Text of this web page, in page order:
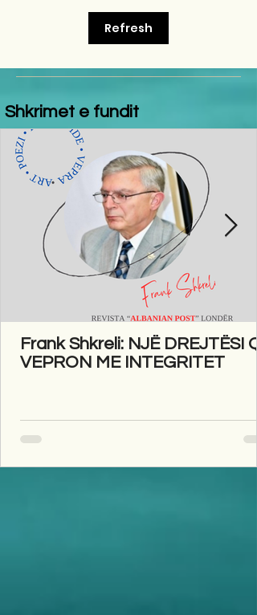
Refresh
Shkrimet e fundit
Frank Shkreli: NJË DREJTËSI
VEPRON ME INTEGRITET